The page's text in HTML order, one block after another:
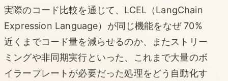
実際のコード比較を通じて、LCEL（LangChain
Expression Language）が同じ機能をなぜ 70%
近くまでコード量を減らせるのか、またストリー
ミングや非同期実行といった、これまで大量のボ
イラープレートが必要だった処理をどう自動化す